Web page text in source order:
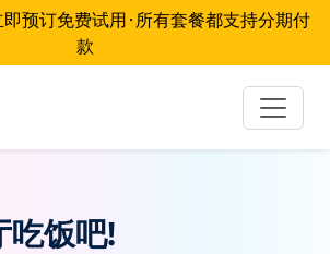
预订免费试用 · 所有套餐都支持分期付
款
吃饭吧!